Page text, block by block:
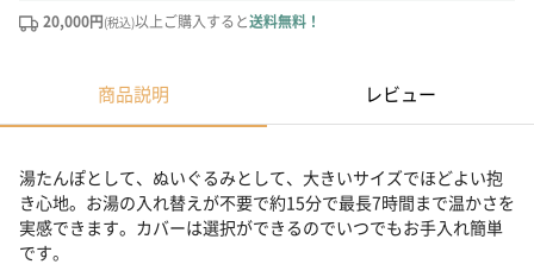
20,000円(税込)以上ご購入すると送料無料！
商品説明 レビュー
湯たんぽとして、ぬいぐるみとして、大きいサイズでほどよい抱
き心地。お湯の入れ替えが不要で約15分で最長7時間まで温かさを
実感できます。カバーは選択ができるのでいつでもお手入れ簡単
です。